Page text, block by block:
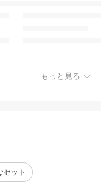
もっと見る
セット